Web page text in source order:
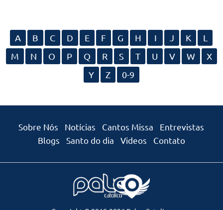
A B C D E F G H I J K
L
M
N O P Q R S T U V W
X
Y
Z 0-9
Sobre Nós Notícias Cantos Missa
Entrevistas
Blogs
Santo do dia Videos Contato